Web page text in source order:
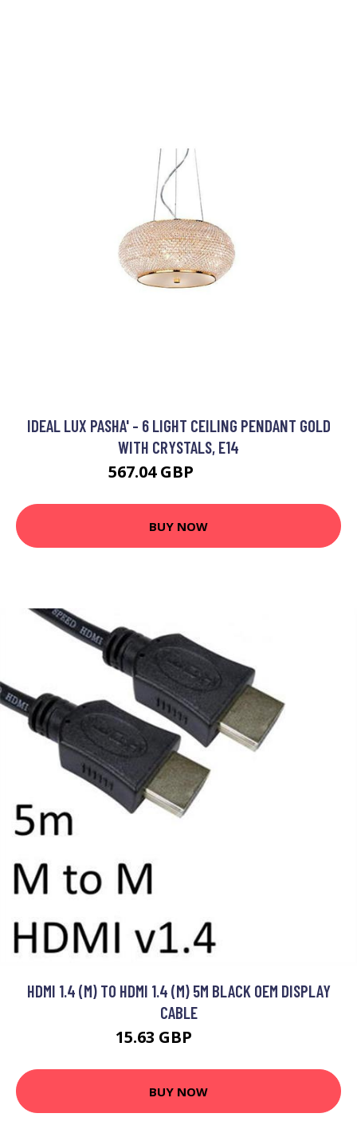
IDEAL LUX PASHA' - 6 LIGHT CEILING PENDANT GOLD
WITH CRYSTALS, E14
567.04 GBP
BUY NOW
HDMI 1.4 (M) TO HDMI 1.4 (M) 5M BLACK OEM DISPLAY
CABLE
15.63 GBP
BUY NOW